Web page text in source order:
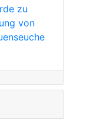
zu
von